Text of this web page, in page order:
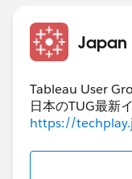
Japan
Tableau User
日本のTUG最新
https://